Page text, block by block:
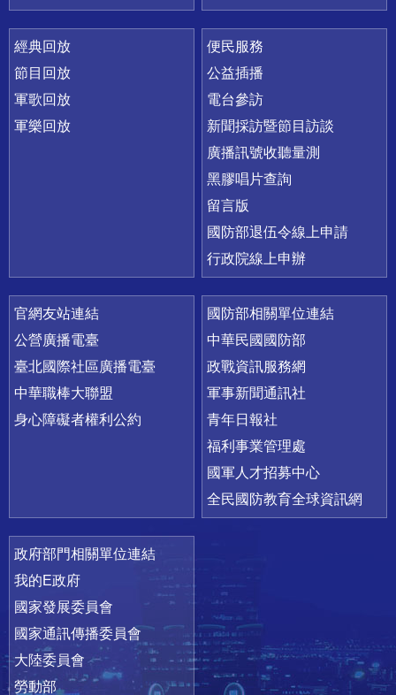
經典回放
節目回放
軍歌回放
軍樂回放
便民服務
公益插播
電台參訪
新聞採訪暨節目訪談
廣播訊號收聽量測
黑膠唱片查詢
留言版
國防部退伍令線上申請
行政院線上申辦
官網友站連結
公營廣播電臺
臺北國際社區廣播電臺
中華職棒大聯盟
身心障礙者權利公約
國防部相關單位連結
中華民國國防部
政戰資訊服務網
軍事新聞通訊社
青年日報社
福利事業管理處
國軍人才招募中心
全民國防教育全球資訊網
政府部門相關單位連結
我的E政府
國家發展委員會
國家通訊傳播委員會
大陸委員會
勞動部